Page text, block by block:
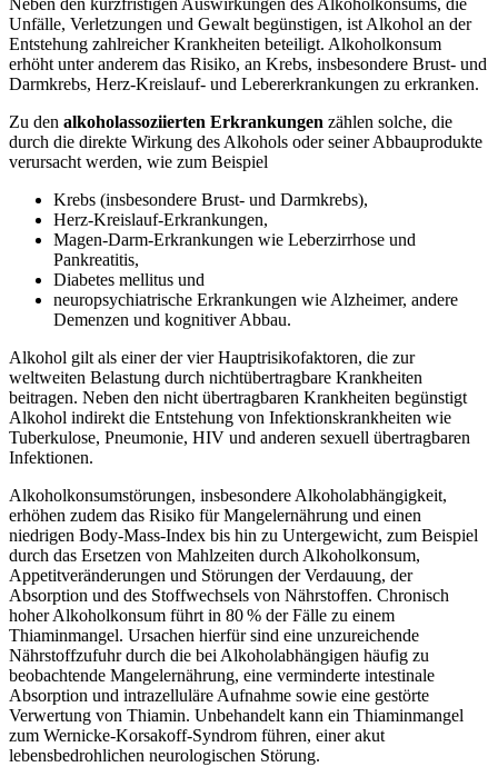
Neben den kurzfristigen Auswirkungen des Alkoholkonsums, die
Unfälle, Verletzungen und Gewalt begünstigen, ist Alkohol an der
Entstehung zahlreicher Krankheiten beteiligt. Alkoholkonsum
erhöht unter anderem das Risiko, an Krebs, insbesondere Brust- und
Darmkrebs, Herz-Kreislauf- und Lebererkrankungen zu erkranken.
Zu den alkoholassoziierten Erkrankungen zählen solche, die
durch die direkte Wirkung des Alkohols oder seiner Abbauprodukte
verursacht werden, wie zum Beispiel
Krebs (insbesondere Brust- und Darmkrebs),
Herz-Kreislauf-Erkrankungen,
Magen-Darm-Erkrankungen wie Leberzirrhose und
Pankreatitis,
Diabetes mellitus und
neuropsychiatrische Erkrankungen wie Alzheimer, andere
Demenzen und kognitiver Abbau.
Alkohol gilt als einer der vier Hauptrisikofaktoren, die zur
weltweiten Belastung durch nichtübertragbare Krankheiten
beitragen. Neben den nicht übertragbaren Krankheiten begünstigt
Alkohol indirekt die Entstehung von Infektionskrankheiten wie
Tuberkulose, Pneumonie, HIV und anderen sexuell übertragbaren
Infektionen.
Alkoholkonsumstörungen, insbesondere Alkoholabhängigkeit,
erhöhen zudem das Risiko für Mangelernährung und einen
niedrigen Body-Mass-Index bis hin zu Untergewicht, zum Beispiel
durch das Ersetzen von Mahlzeiten durch Alkoholkonsum,
Appetitveränderungen und Störungen der Verdauung, der
Absorption und des Stoffwechsels von Nährstoffen. Chronisch
hoher Alkoholkonsum führt in 80 % der Fälle zu einem
Thiaminmangel. Ursachen hierfür sind eine unzureichende
Nährstoffzufuhr durch die bei Alkoholabhängigen häufig zu
beobachtende Mangelernährung, eine verminderte intestinale
Absorption und intrazelluläre Aufnahme sowie eine gestörte
Verwertung von Thiamin. Unbehandelt kann ein Thiaminmangel
zum Wernicke-Korsakoff-Syndrom führen, einer akut
lebensbedrohlichen neurologischen Störung.